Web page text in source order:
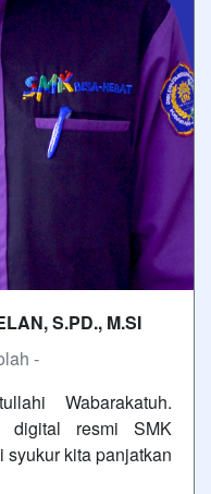
S.PD., M.SI
-
Wabarakatuh.
digital resmi SMK
syukur kita panjatkan